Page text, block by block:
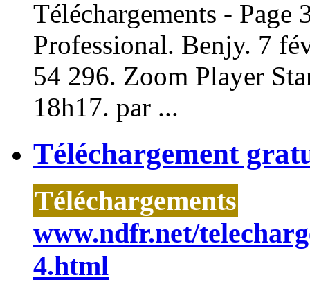
Téléchargements -
Professional. Benjy. 7
54 296. Zoom Player
18h17. par ...
Téléchargement
Téléchargements
www.ndfr.net/
4.html